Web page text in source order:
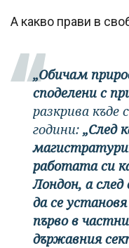
А какво прави в
„Обичам
споделени с
разкрива
години: „След
работата си
Лондон, а
да се
първо в
държавния